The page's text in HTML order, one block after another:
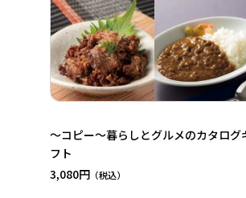
～コピー～暮らしとグルメのカタログ
フト
3,080円